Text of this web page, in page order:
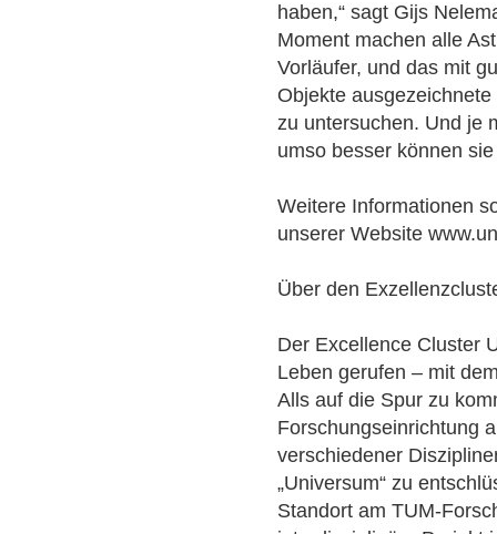
haben,“ sagt Gijs
Moment machen alle
Vorläufer, und das mit
Objekte
zu untersuchen. Und je
umso besser können
Weitere Informationen
unserer Website
Über den
Der Excellence Cluster
Leben gerufen – mit
Alls auf die Spur zu
Forschungseinrichtung
verschiedener
„Universum“ zu
Standort am TUM-